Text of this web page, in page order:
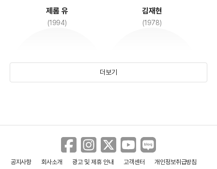
제롬 유
(1994)
김재현
(1978)
남단우 진세인
더보기
공지사항 회사소개 광고 및 제휴 안내 고객센터
개인정보취급방침